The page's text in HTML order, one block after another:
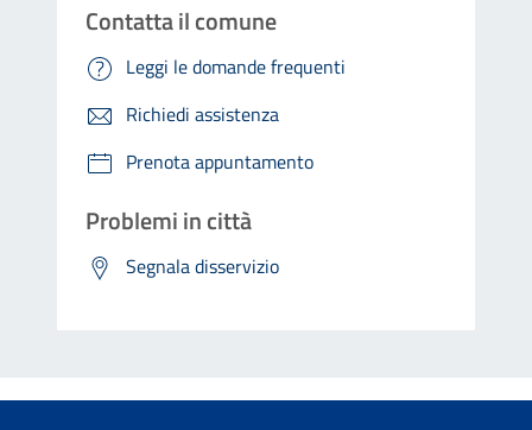
Contatta il comune
Leggi le domande frequenti
Richiedi assistenza
Prenota appuntamento
Problemi in città
Segnala disservizio